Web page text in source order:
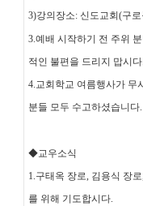
3)강의장소: 신도교회(구
3.예배 시작하기 전 주위
적인 불편을 드리지 맙시
4.교회학교 여름행사가 무
분들 모두 수고하셨습니다.
◆교우소식
1.구태옥 장로, 김용식 장
를 위해 기도합시다.